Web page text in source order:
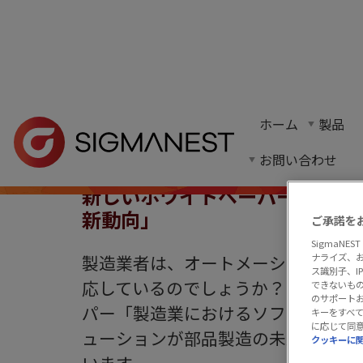
ホーム
製品
お問い合わせ
ホーム > 製造業におけるソ
サンドビックのホワイトペーパー「製造業に
新しいホワイトペーパー：「
新動向」
製造業者は、オートメーション（
応しているのでしょうか？EYと共
パー「製造業におけるソフトウェ
ューションが部品製造の未来をど
ご承諾を
ナライズ、
ス識別子、
できないも
のサポート
キーをすべ
に応じて同
クッキーに